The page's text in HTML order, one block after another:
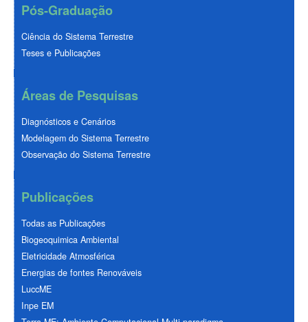
Pós-Graduação
Ciência do Sistema Terrestre
Teses e Publicações
Áreas de Pesquisas
Diagnósticos e Cenários
Modelagem do Sistema Terrestre
Observação do Sistema Terrestre
Publicações
Todas as Publicações
Biogeoquimica Ambiental
Eletricidade Atmosférica
Energias de fontes Renováveis
LuccME
Inpe EM